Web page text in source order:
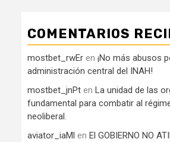
COMENTARIOS
mostbet_rwEr en ¡No más abusos
administración central del INAH!
mostbet_jnPt en La unidad de las
fundamental para combatir al
neoliberal.
aviator_iaMl en El GOBIERNO NO